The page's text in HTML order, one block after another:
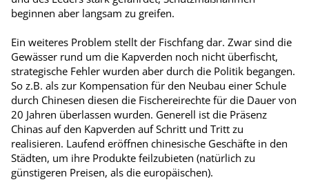
beginnen aber langsam zu greifen.
Ein weiteres Problem stellt der Fischfang dar. Zwar sind die
Gewässer rund um die Kapverden noch nicht überfischt,
strategische Fehler wurden aber durch die Politik begangen.
So z.B. als zur Kompensation für den Neubau einer Schule
durch Chinesen diesen die Fischereirechte für die Dauer von
20 Jahren überlassen wurden. Generell ist die Präsenz
Chinas auf den Kapverden auf Schritt und Tritt zu
realisieren. Laufend eröffnen chinesische Geschäfte in den
Städten, um ihre Produkte feilzubieten (natürlich zu
günstigeren Preisen, als die europäischen).